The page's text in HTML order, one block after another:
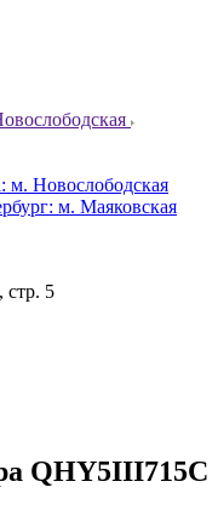
м. Новослободская
м. Маяковская
стр. 5
QHY5III715C